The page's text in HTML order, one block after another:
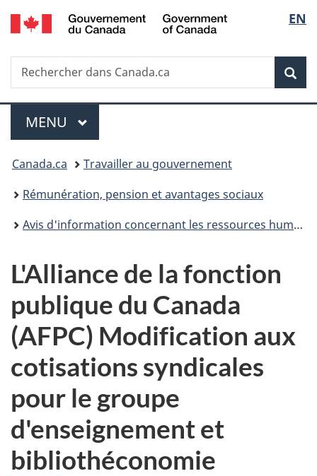
Passer
au
principal
Passer
à
Au
du
Passer
à
version
simplifiée
de
la
EN
Recherche
Rechercher
dans
Menu
MENU PRINCIPAL
Vous
êtes
ici :
Canada.ca
Travailler au gouvernement
Rémunération, pension et avantages sociaux
Avis d'information concernant les ressources humaines
L'Alliance de la fonction
publique du Canada
(AFPC) Modification aux
cotisations syndicales
pour le groupe
d'enseignement et
bibliothéconomie